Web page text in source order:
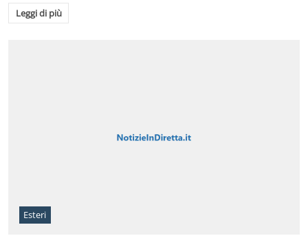
Leggi di più
Esteri